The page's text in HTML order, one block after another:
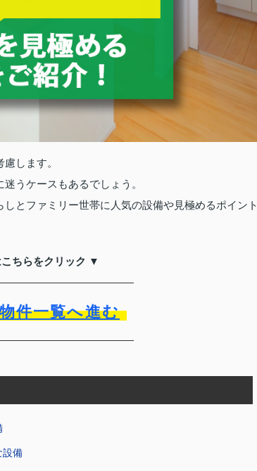
します。
うケースもあるでしょう。
とファミリー世帯に人気の設備や見極めるポイント
ちらをクリック ▼
件一覧へ進む
設備